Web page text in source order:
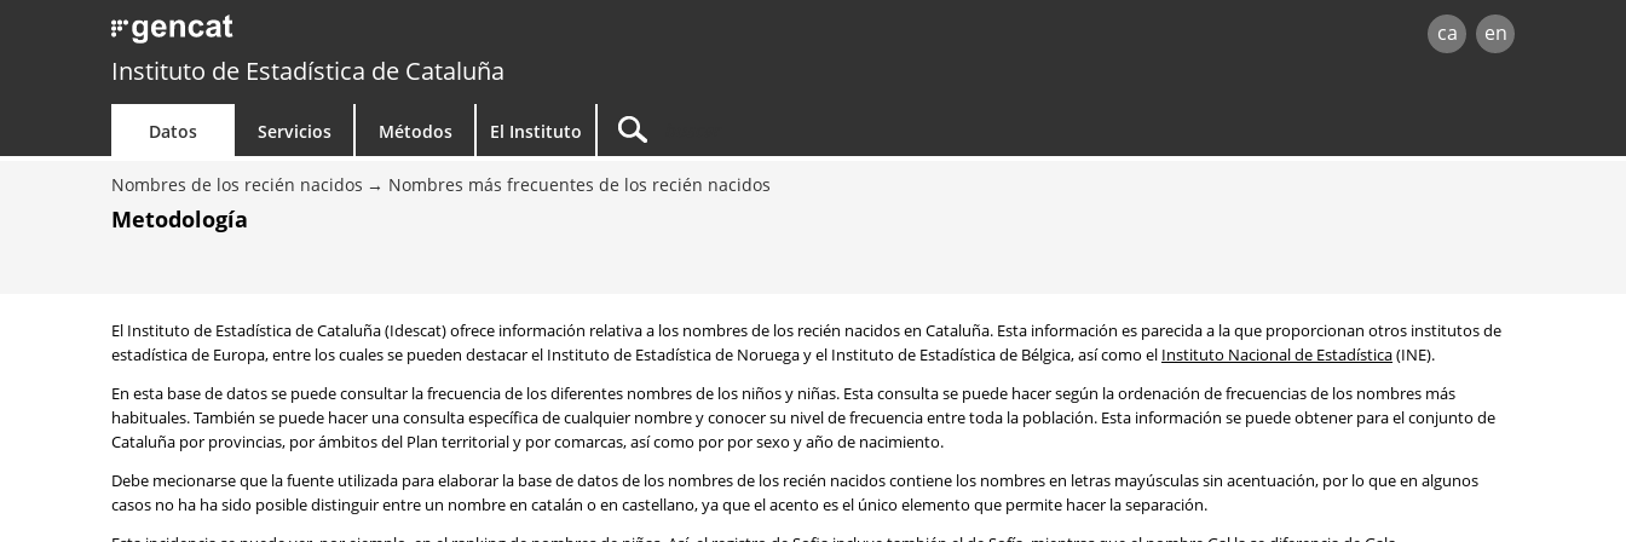
ca en
Instituto de Estadística de Cataluña
Datos Servicios Métodos El Instituto
Nombres de los recién nacidos Nombres más frecuentes de los recién nacidos
Metodología
El Instituto de Estadística de Cataluña (Idescat) ofrece información relativa a los nombres de los recién nacidos en Cataluña. Esta información es parecida a la que proporcionan otros institutos de
estadística de Europa, entre los cuales se pueden destacar el Instituto de Estadística de Noruega y el Instituto de Estadística de Bélgica, así como el Instituto Nacional de Estadística(INE).
En esta base de datos se puede consultar la frecuencia de los diferentes nombres de los niños y niñas. Esta consulta se puede hacer según la ordenación de frecuencias de los nombres más
habituales. También se puede hacer una consulta específica de cualquier nombre y conocer su nivel de frecuencia entre toda la población. Esta información se puede obtener para el conjunto de
Cataluña por provincias, por ámbitos del Plan territorial y por comarcas, así como por por sexo y año de nacimiento.
Debe mecionarse que la fuente utilizada para elaborar la base de datos de los nombres de los recién nacidos contiene los nombres en letras mayúsculas sin acentuación, por lo que en algunos
casos no ha ha sido posible distinguir entre un nombre en catalán o en castellano, ya que el acento es el único elemento que permite hacer la separación.